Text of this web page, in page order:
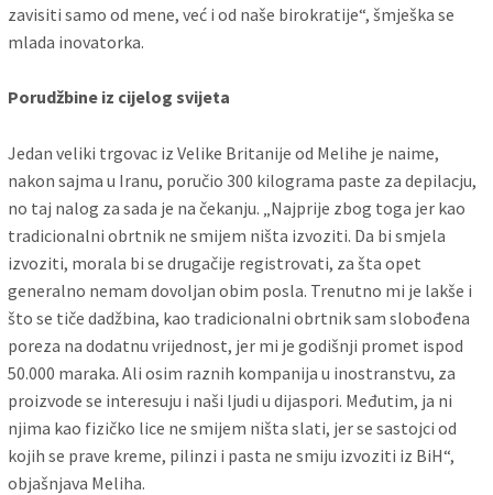
zavisiti samo od mene, već i od naše birokratije“, šmješka se
mlada inovatorka.
Porudžbine iz cijelog svijeta
Jedan veliki trgovac iz Velike Britanije od Melihe je naime,
nakon sajma u Iranu, poručio 300 kilograma paste za depilacju,
no taj nalog za sada je na čekanju. „Najprije zbog toga jer kao
tradicionalni obrtnik ne smijem ništa izvoziti. Da bi smjela
izvoziti, morala bi se drugačije registrovati, za šta opet
generalno nemam dovoljan obim posla. Trenutno mi je lakše i
što se tiče dadžbina, kao tradicionalni obrtnik sam slobođena
poreza na dodatnu vrijednost, jer mi je godišnji promet ispod
50.000 maraka. Ali osim raznih kompanija u inostranstvu, za
proizvode se interesuju i naši ljudi u dijaspori. Međutim, ja ni
njima kao fizičko lice ne smijem ništa slati, jer se sastojci od
kojih se prave kreme, pilinzi i pasta ne smiju izvoziti iz BiH“,
objašnjava Meliha.